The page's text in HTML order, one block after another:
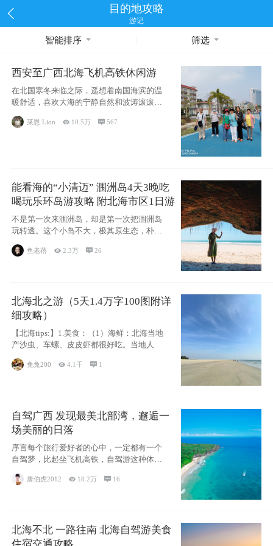
目的地攻略
游记
智能排序 筛选
西安至广西北海飞机高铁休闲游
在北国寒冬来临之际，遥想着南国海滨的温
暖舒适，喜欢大海的宁静自然和波涛滚滚，
海滨城市
莱恩 Lion  10.5万  567
能看海的“小清迈” 涠洲岛4天3晚吃
喝玩乐环岛游攻略 附北海市区1日游
不是第一次来涠洲岛，却是第一次把涠洲岛
玩转透。这个小岛不大，极其原生态，朴
鱼老蓓 2.3万 26
北海北之游（5天1.4万字100图附详
细攻略）
【北海tips:】1.美食：（1）海鲜：北海当地
产沙虫、车螺、皮皮虾都很好吃。当地人
兔兔200 4.1千  1
自驾广西 发现最美北部湾，邂逅一
场美丽的日落
序言每个旅行爱好者的心中，一定都有一个
自驾梦，比起坐飞机高铁，自驾游这种体验
唐伯虎2012  18.2万  16
北海不北 一路往南 北海自驾游美食